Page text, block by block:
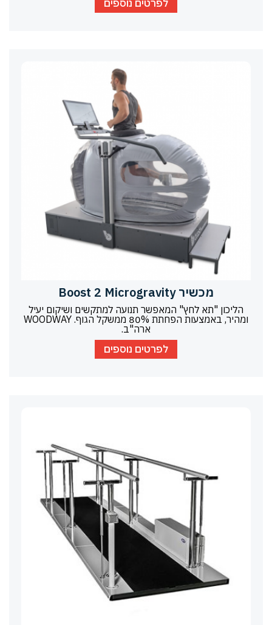
לפרטים נוספים
מכשיר Boost 2 Microgravity
הליכון "תא לחץ" המאפשר תנועה למתקשים ושיקום יעיל
ומהיר, באמצעות הפחתת 80% ממשקל הגוף. WOODWAY
ארה"ב.
לפרטים נוספים